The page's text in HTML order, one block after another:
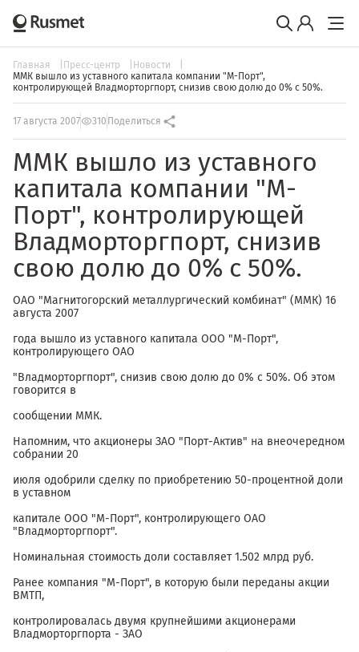
Главная Пресс-центр
Новости
ММК вышло из уставного капитала компании "М-Порт",
контролирующей Владморторгпорт, снизив свою долю до 0% с 50%.
17 августа 2007 310 Поделиться
ММК вышло из уставного
капитала компании "М-
Порт", контролирующей
Владморторгпорт, снизив
свою долю до 0% с 50%.
ОАО "Магнитогорский металлургический комбинат" (ММК) 16
августа 2007
года вышло из уставного капитала ООО "М-Порт",
контролирующего ОАО
"Владморторгпорт", снизив свою долю до 0% с 50%. Об этом
говорится в
сообщении ММК.
Напомним, что акционеры ЗАО "Порт-Актив" на внеочередном
собрании 20
июля одобрили сделку по приобретению 50-процентной доли
в уставном
капитале ООО "М-Порт", контролирующего ОАО
"Владморторгпорт".
Номинальная стоимость доли составляет 1.502 млрд руб.
Ранее компания "М-Порт", в которую были переданы акции
ВМТП,
контролировалась двумя крупнейшими акционерами
Владморторгпорта - ЗАО